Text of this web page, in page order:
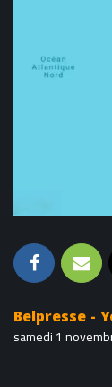
Belpresse -
samedi 1